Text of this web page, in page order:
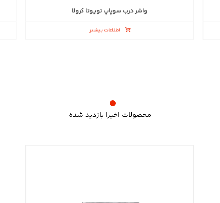
واشر درب سوپاپ تویوتا کرولا
اطلاعات بیشتر
محصولات اخیرا بازدید شده